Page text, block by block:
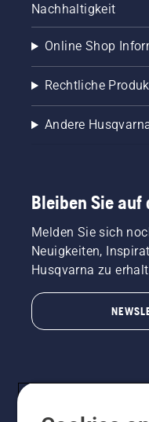
Nachhaltigkeit
Online Shop
Rechtliche
Andere
Bleiben Sie auf
Melden Sie sich
Neuigkeiten,
Husqvarna zu